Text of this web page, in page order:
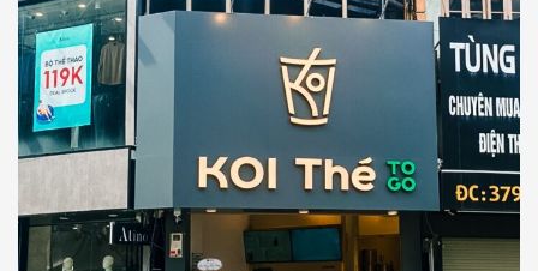
CHUỖI BÁN LẺ CHUỖI FNB
COFFEE - TEA